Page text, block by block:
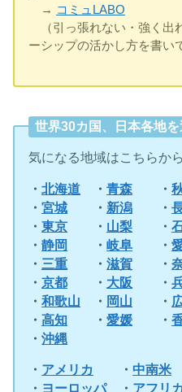
→ コミュLABO
（引っ張れない・強く出
ーシップの活かし方を書い
世界30カ国、日本各地を
気になる地域はこちらか
・北海道 ・青森 ・
・宮城 ・ 新潟 ・
・東京 ・ 山梨 ・
・静岡 ・岐阜 ・
・ 三重 ・滋賀 ・
・京都 ・ 大阪 ・
・和歌山 ・ 岡山 ・
・高知 ・愛媛 ・
・沖縄
・ アメリカ ・ 中南米
・ ヨーロッパ・ アフリ